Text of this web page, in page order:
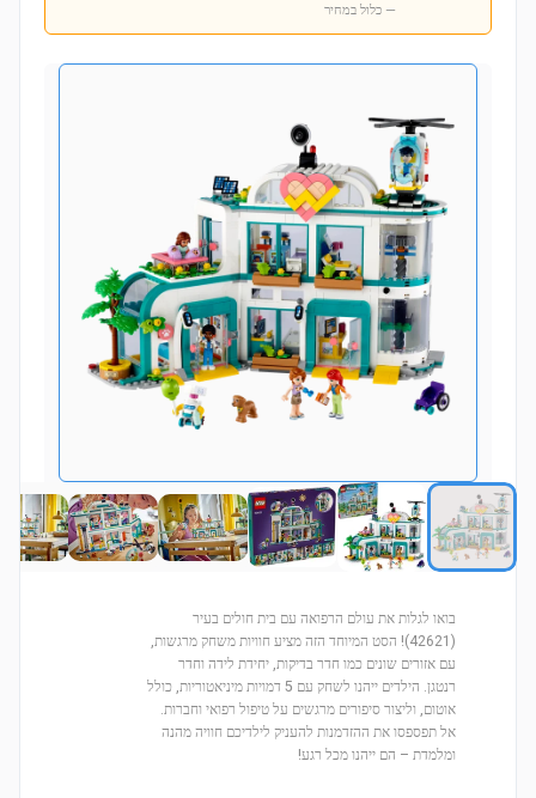
— כלול במחיר
בואו לגלות את עולם הרפואה עם בית חולים בעיר
(42621)! הסט המיוחד הזה מציע חוויות משחק מרגשות,
עם אזורים שונים כמו חדר בדיקות, יחידת לידה וחדר
רנטגן. הילדים ייהנו לשחק עם 5 דמויות מיניאטוריות, כולל
אוטום, וליצור סיפורים מרגשים על טיפול רפואי וחברות.
אל תפספסו את ההזדמנות להעניק לילדיכם חוויה מהנה
ומלמדת – הם ייהנו מכל רגע!